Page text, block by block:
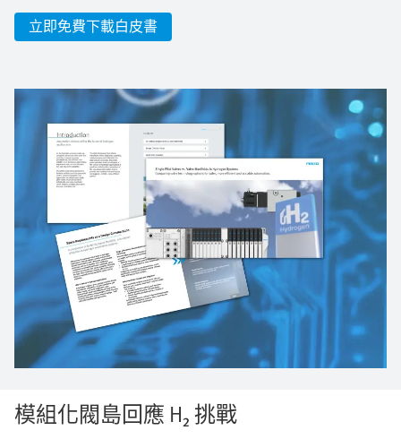
立即免費下載白皮書
模組化閥島回應 H₂ 挑戰